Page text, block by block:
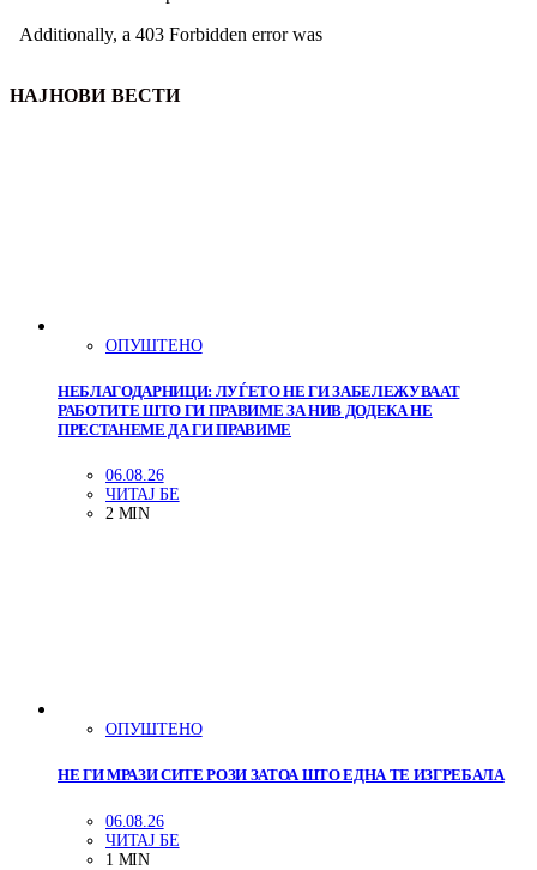
НАЈНОВИ ВЕСТИ
ОПУШТЕНО
НЕБЛАГОДАРНИЦИ: ЛУЃЕТО НЕ ГИ ЗАБЕЛЕЖУВААТ
РАБОТИТЕ ШТО ГИ ПРАВИМЕ ЗА НИВ ДОДЕКА НЕ
ПРЕСТАНЕМЕ ДА ГИ ПРАВИМЕ
06.08.26
ЧИТАЈ БЕ
2 MIN
ОПУШТЕНО
НЕ ГИ МРАЗИ СИТЕ РОЗИ ЗАТОА ШТО ЕДНА ТЕ ИЗГРЕБАЛА
06.08.26
ЧИТАЈ БЕ
1 MIN